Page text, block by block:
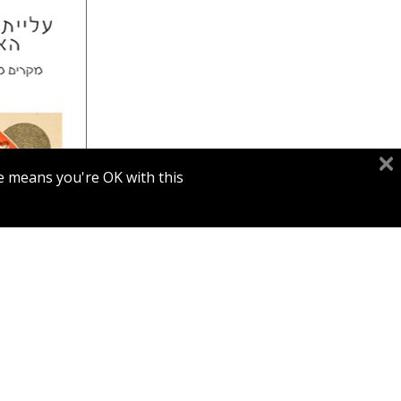
מירי
דורון מגן
you're OK with this.